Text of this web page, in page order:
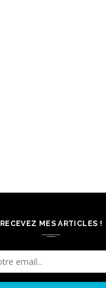
RECEVEZ MES ARTICLES !